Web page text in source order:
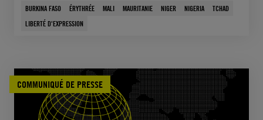
BURKINA FASO ÉRYTHRÉE MALI MAURITANIE NIGER NIGERIA
TCHAD
LIBERTÉ D'EXPRESSION
COMMUNIQUÉ DE PRESSE